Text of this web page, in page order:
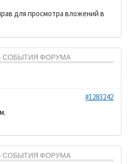
для просмотра вложений в
- СОБЫТИЯ ФОРУМА
#1283242
- СОБЫТИЯ ФОРУМА